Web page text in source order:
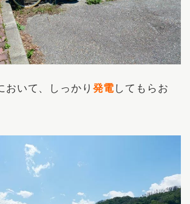
おいて、しっかり 発電してもらお